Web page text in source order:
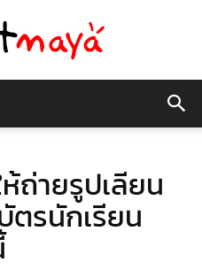
มายาถ่ายรูปเลียน
ตรนักเรียน